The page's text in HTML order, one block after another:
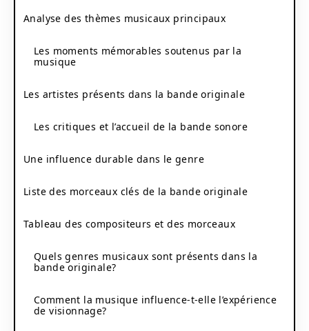
Analyse des thèmes musicaux principaux
Les moments mémorables soutenus par la
musique
Les artistes présents dans la bande originale
Les critiques et l’accueil de la bande sonore
Une influence durable dans le genre
Liste des morceaux clés de la bande originale
Tableau des compositeurs et des morceaux
Quels genres musicaux sont présents dans la
bande originale?
Comment la musique influence-t-elle l’expérience
de visionnage?